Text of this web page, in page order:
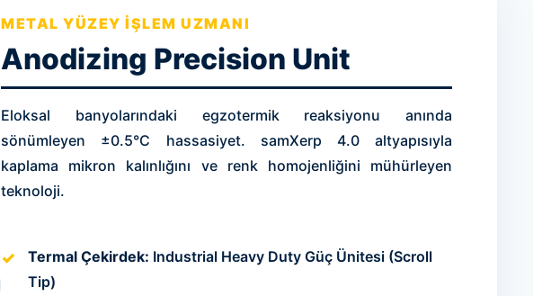
METAL YÜZEY İŞLEM UZMANI
Anodizing Precision Unit
Eloksal banyolarındaki egzotermik reaksiyonu anında
sönümleyen ±0.5°C hassasiyet. samXerp 4.0 altyapısıyla
kaplama mikron kalınlığını ve renk homojenliğini mühürleyen
teknoloji.
Termal Çekirdek: Industrial Heavy Duty Güç Ünitesi (Scroll
Tip)